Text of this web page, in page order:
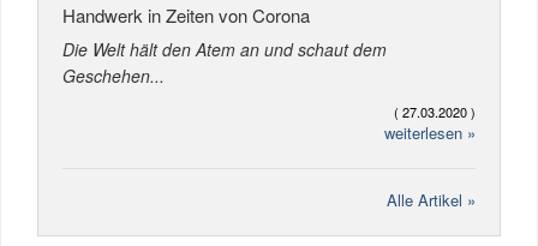
Handwerk in Zeiten von Corona
Die Welt hält den Atem an und schaut dem
Geschehen...
( 27.03.2020 )
weiterlesen »
Alle Artikel »